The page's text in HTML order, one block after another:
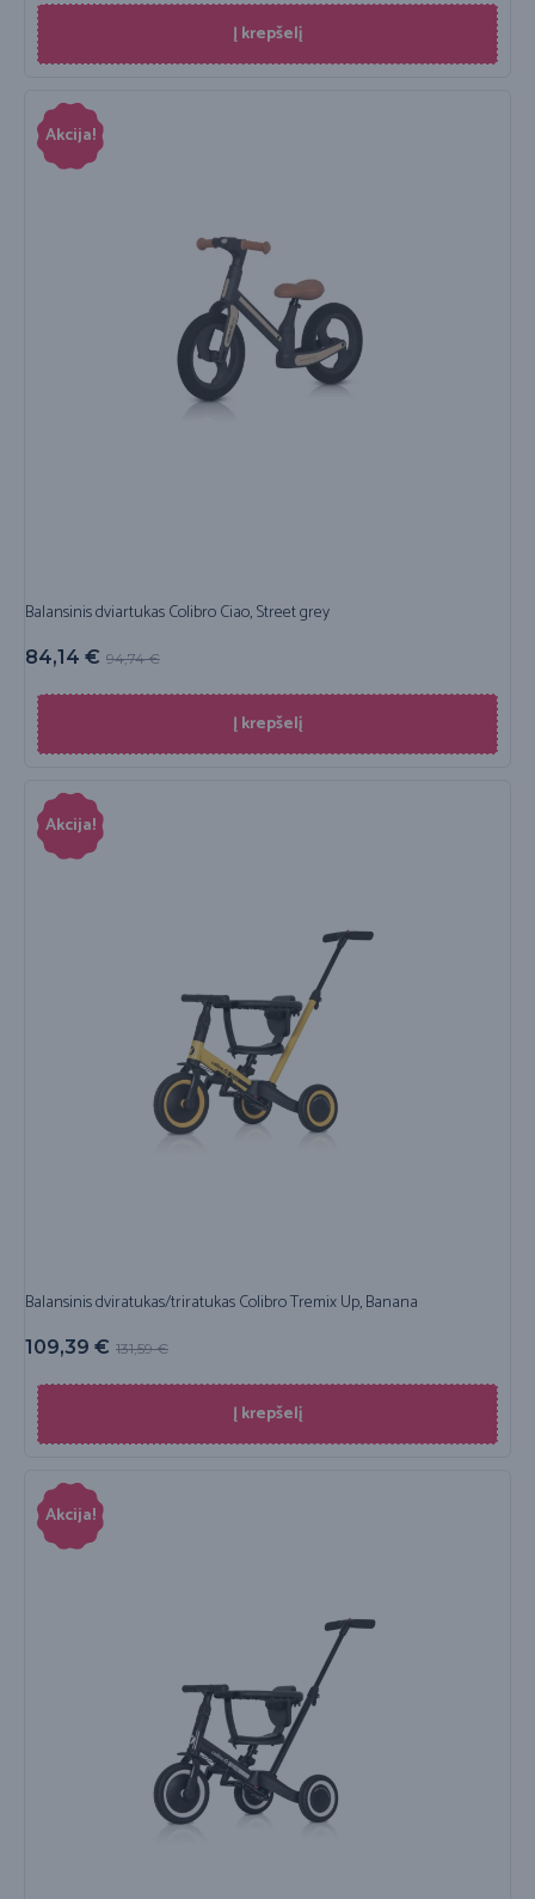
Į krepšelį
Akcija!
Balansinis dviartukas Colibro Ciao, Street grey
94,74€
84,14 €
Į krepšelį
Akcija!
Balansinis dviratukas/triratukas Colibro Tremix Up, Banana
131,59€
109,39 €
Į krepšelį
Akcija!